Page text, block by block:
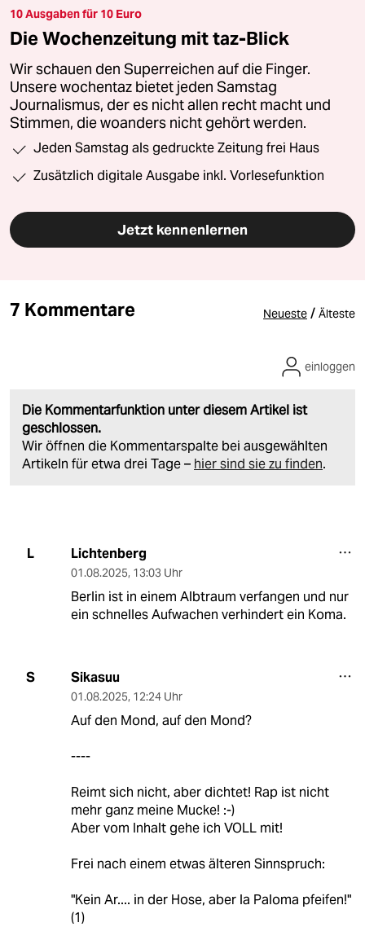
10 Ausgaben für 10 Euro
Die Wochenzeitung mit taz-Blick
Wir schauen den Superreichen auf die Finger.
Unsere wochentaz bietet jeden Samstag
Journalismus, der es nicht allen recht macht und
Stimmen, die woanders nicht gehört werden.
Jeden Samstag als gedruckte Zeitung frei Haus
Zusätzlich digitale Ausgabe inkl. Vorlesefunktion
Jetzt kennenlernen
7 Kommentare Neueste / Älteste
Die Kommentarfunktion unter diesem Artikel ist
geschlossen.
Wir öffnen die Kommentarspalte bei ausgewählten
Artikeln für etwa drei Tage – hier sind sie zu finden.
einloggen
L Lichtenberg
01.08.2025, 13:03 Uhr
Berlin ist in einem Albtraum verfangen und nur
ein schnelles Aufwachen verhindert ein Koma.
S Sikasuu
01.08.2025, 12:24 Uhr
Auf den Mond, auf den Mond?
----
Reimt sich nicht, aber dichtet! Rap ist nicht
mehr ganz meine Mucke! :-)
Aber vom Inhalt gehe ich VOLL mit!
Frei nach einem etwas älteren Sinnspruch:
"Kein Ar.... in der Hose, aber la Paloma pfeifen!"
(1)